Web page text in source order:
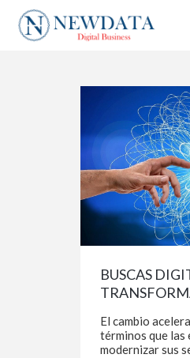
BUSCAS
El cambio
términos que las
modernizar sus